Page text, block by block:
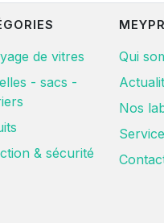
de vitres
- sacs -
& sécurité
Qui
Nos